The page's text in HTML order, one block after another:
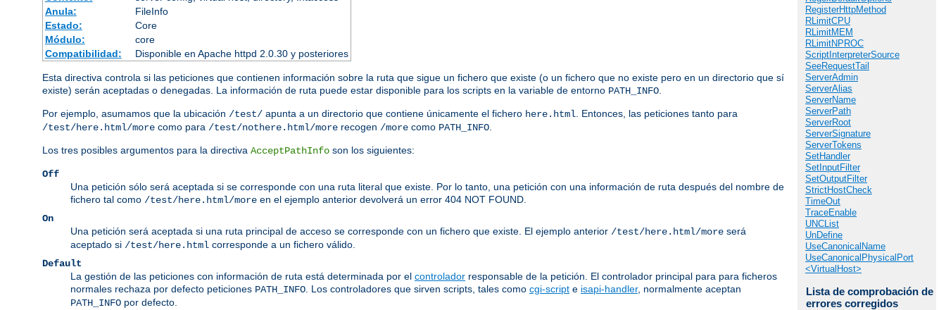
RegisterHttpMethod
RLimitCPU
RLimitMEM
RLimitNPROC
ScriptInterpreterSource
SeeRequestTail
ServerAdmin
ServerAlias
ServerName
ServerPath
ServerRoot
ServerSignature
ServerTokens
SetHandler
SetInputFilter
SetOutputFilter
StrictHostCheck
TimeOut
TraceEnable
UNCList
UnDefine
UseCanonicalName
UseCanonicalPhysicalPort
<VirtualHost>
Lista de comprobación de
errores corregidos
Anula:
FileInfo
Estado:
Core
Módulo:
core
Compatibilidad:
Disponible en Apache httpd 2.0.30 y posteriores
Esta directiva controla si las peticiones que contienen información sobre la ruta que sigue un fichero que existe (o un fichero que no existe pero en un directorio que sí
existe) serán aceptadas o denegadas. La información de ruta puede estar disponible para los scripts en la variable de entorno PATH_INFO.
Por ejemplo, asumamos que la ubicación /test/ apunta a un directorio que contiene únicamente el fichero here.html. Entonces, las peticiones tanto para
/test/here.html/more como para /test/nothere.html/more recogen /more como PATH_INFO.
Los tres posibles argumentos para la directiva AcceptPathInfo son los siguientes:
Off
Una petición sólo será aceptada si se corresponde con una ruta literal que existe. Por lo tanto, una petición con una información de ruta después del nombre de
fichero tal como /test/here.html/more en el ejemplo anterior devolverá un error 404 NOT FOUND.
On
Una petición será aceptada si una ruta principal de acceso se corresponde con un fichero que existe. El ejemplo anterior /test/here.html/more será
aceptado si /test/here.html corresponde a un fichero válido.
Default
La gestión de las peticiones con información de ruta está determinada por el controlador responsable de la petición. El controlador principal para para ficheros
normales rechaza por defecto peticiones PATH_INFO. Los controladores que sirven scripts, tales como cgi-script e isapi-handler, normalmente aceptan
PATH_INFO por defecto.